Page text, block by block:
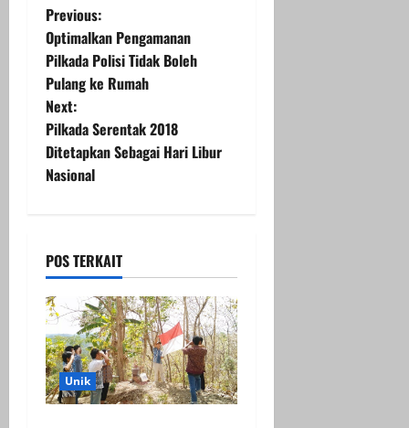
P
o
s
t
n
v
i
g
a
t
Previous:
Optimalkan Pengamanan
Pilkada Polisi Tidak Boleh
Pulang ke Rumah
Next:
Pilkada Serentak 2018
Ditetapkan Sebagai Hari Libur
Nasional
POS TERKAIT
Unik